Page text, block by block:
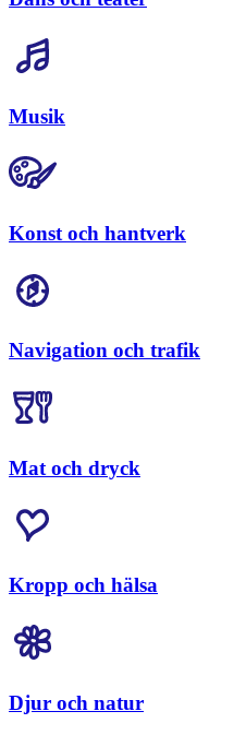
Musik
Konst och hantverk
Navigation och trafik
Mat och dryck
Kropp och hälsa
Djur och natur